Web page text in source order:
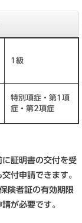
1級
特別項症・第1項
症・第2項症
証明書の交付を受
付申請できます。
険者証の有効期限
が必要です。